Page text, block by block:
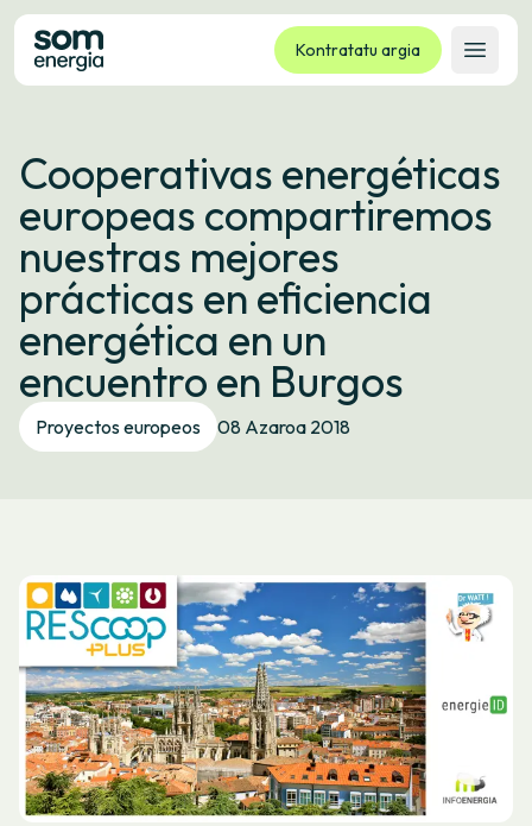
Kontratatu argia
Ireki
Tarifak
Zerbitzuak
Enpresak
Kooperatiba
Kontaktua
Izapideak
Bulego Birtuala
Hizkuntza: ES CA GL EU
Cooperativas energéticas
europeas compartiremos
nuestras mejores
prácticas en eficiencia
energética en un
encuentro en Burgos
Proyectos europeos 08 Azaroa 2018